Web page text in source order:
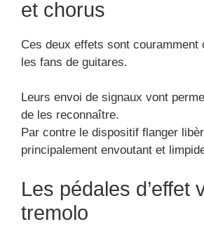
et chorus
Ces deux effets sont couramment
les fans de guitares.
Leurs envoi de signaux vont
de les reconnaître.
Par contre le dispositif flanger
principalement envoutant et
Les pédales d’effet
tremolo